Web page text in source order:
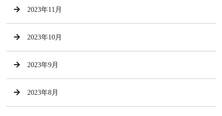
2023年11月
2023年10月
2023年9月
2023年8月